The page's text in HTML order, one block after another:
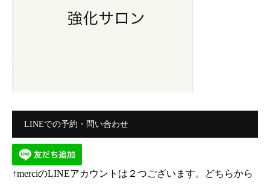
LINEでの予約・問い合わせ
↑merciのLINEアカウントは２つございます。どちらから